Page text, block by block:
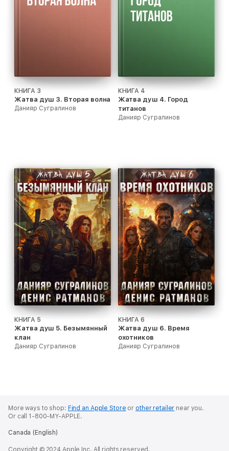
КНИГА 3
Жатва душ 3. Вторая волна
Данияр Сугралинов
КНИГА 4
Жатва душ 4. Город
титанов
Данияр Сугралинов
КНИГА 5
Жатва душ 5. Безымянный
клан
Данияр Сугралинов
КНИГА 6
Жатва душ 6. Время
охотников
Данияр Сугралинов
More ways to shop: Find an Apple Store or other retailer near you.
Or call 1-800-MY-APPLE.
Canada (English)
Copyright © 2024 Apple Inc. All rights reserved.